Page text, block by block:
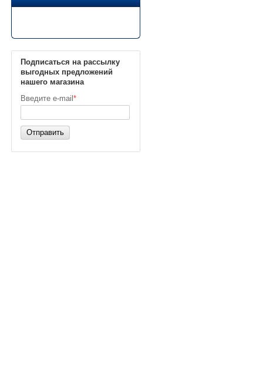
Подписаться на рассылку
выгодных предложений
нашего магазина
Введите e-mail *
Отправить